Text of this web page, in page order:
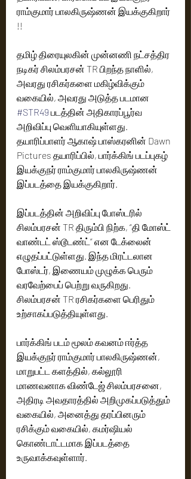
ராம்குமார் பாலகிருஷ்ணன் இயக்குகிறார்
!!
தமிழ் திரையுலகின் முன்னணி நட்சத்திர
நடிகர் சிலம்பரசன் TR பிறந்த நாளில்,
அவரது ரசிகர்களை மகிழ்விக்கும்
வகையில், அவரது அடுத்த படமான
#STR49 படத்தின் அதிகாரப்பூர்வ
அறிவிப்பு வெளியாகியுள்ளது.
தயாரிப்பாளர் ஆகாஷ் பாஸ்கரனின் Dawn
Pictures தயாரிப்பில், பார்க்கிங் படப்புகழ்
இயக்குநர் ராம்குமார் பாலகிருஷ்ணன்
இப்படத்தை இயக்குகிறார்.
இப்படத்தின் அறிவிப்பு போஸ்டரில்
சிலம்பரசன் TR திரும்பி நிற்க, “தி மோஸ்ட்
வாண்டட் ஸ்டூடண்ட்” என டேக்லைன்
எழுதப்பட்டுள்ளது. இந்த மிரட்டலான
போஸ்டர், இணையம் முழுக்க பெரும்
வரவேற்பைப் பெற்று வருகிறது.
சிலம்பரசன் TR ரசிகர்களை பெரிதும்
உற்சாகப்படுத்தியுள்ளது.
பார்க்கிங் படம் மூலம் கவனம் ஈர்த்த
இயக்குநர் ராம்குமார் பாலகிருஷ்ணன்,
மாறுபட்ட களத்தில், கல்லூரி
மாணவனாக விண்டேஜ் சிலம்பரசனை,
அதிரடி அவதாரத்தில் அறிமுகப்படுத்தும்
வகையில், அனைத்து தரப்பினரும்
ரசிக்கும் வகையில், கமர்ஷியல்
கொண்டாட்டமாக இப்படத்தை
உருவாக்கவுள்ளார்.